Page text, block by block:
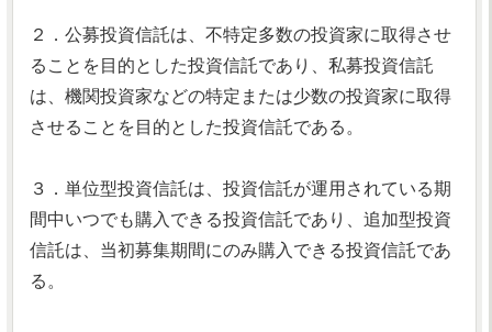
２．公募投資信託は、不特定多数の投資家に取得させ
ることを目的とした投資信託であり、私募投資信託
は、機関投資家などの特定または少数の投資家に取得
させることを目的とした投資信託である。
３．単位型投資信託は、投資信託が運用されている期
間中いつでも購入できる投資信託であり、追加型投資
信託は、当初募集期間にのみ購入できる投資信託であ
る。